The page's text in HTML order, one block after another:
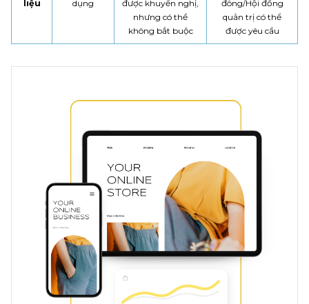
liệu
dụng
được khuyến nghị,
nhưng có thể
không bắt buộc
đông/Hội đồng
quản trị có thể
được yêu cầu